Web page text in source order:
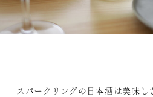
スパークリングの日本酒は美味し